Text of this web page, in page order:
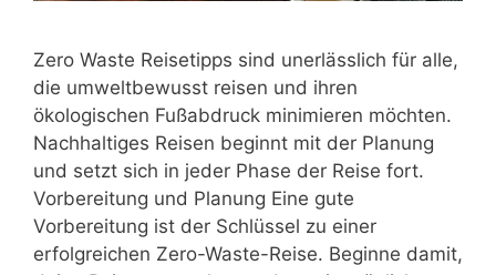
Zero Waste Reisetipps sind unerlässlich für alle,
die umweltbewusst reisen und ihren
ökologischen Fußabdruck minimieren möchten.
Nachhaltiges Reisen beginnt mit der Planung
und setzt sich in jeder Phase der Reise fort.
Vorbereitung und Planung Eine gute
Vorbereitung ist der Schlüssel zu einer
erfolgreichen Zero-Waste-Reise. Beginne damit,